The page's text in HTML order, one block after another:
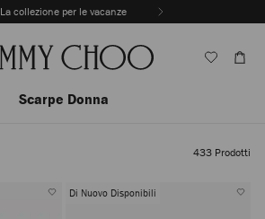
La collezione per le vacanze
Scarpe Donna
433 Prodotti
Di Nuovo Disponibili